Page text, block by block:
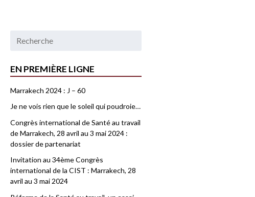
EN PREMIÈRE LIGNE
Marrakech 2024 : J – 60
Je ne vois rien que le soleil qui poudroie…
Congrès international de Santé au travail
de Marrakech, 28 avril au 3 mai 2024 :
dossier de partenariat
Invitation au 34ème Congrès
international de la CIST : Marrakech, 28
avril au 3 mai 2024